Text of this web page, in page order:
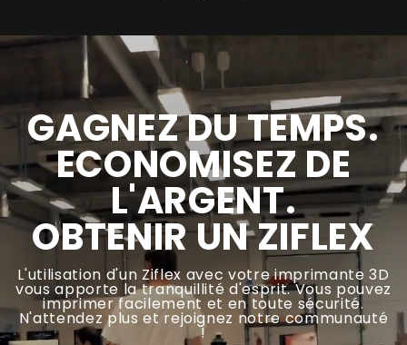
GAGNEZ DU TEMPS.
ECONOMISEZ DE
L'ARGENT.
OBTENIR UN ZIFLEX
L'utilisation d'un Ziflex avec votre imprimante 3D
vous apporte la tranquillité d'esprit. Vous pouvez
imprimer facilement et en toute sécurité.
N'attendez plus et rejoignez notre communauté
!